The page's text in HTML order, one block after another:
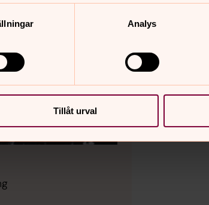
Analys
Tillåt urval